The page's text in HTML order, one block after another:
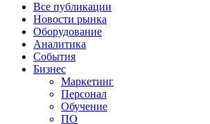
Все публикации
Новости рынка
Оборудование
Аналитика
События
Бизнес
Маркетинг
Персонал
Обучение
ПО